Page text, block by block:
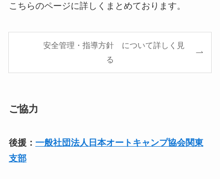
こちらのページに詳しくまとめております。
安全管理・指導方針 について詳しく見
る
ご協力
後援： 一般社団法人日本オートキャンプ協会関東
支部